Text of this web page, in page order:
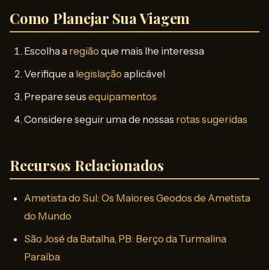
Como Planejar Sua Viagem
Escolha a região que mais lhe interessa
Verifique a legislação aplicável
Prepare seus equipamentos
Considere seguir uma de nossas rotas sugeridas
Recursos Relacionados
Ametista do Sul: Os Maiores Geodos de Ametista
do Mundo
São José da Batalha, PB: Berço da Turmalina
Paraíba